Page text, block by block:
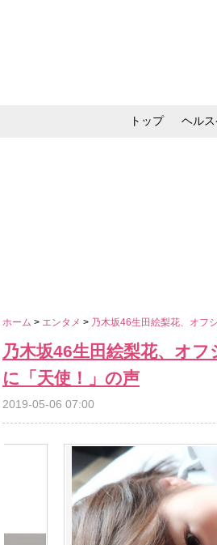
トップ ヘル
ホーム > エンタメ > 乃木坂46生田絵梨花、オフ
乃木坂46生田絵梨花、オ
に「天使！」の声
2019-05-06 07:00